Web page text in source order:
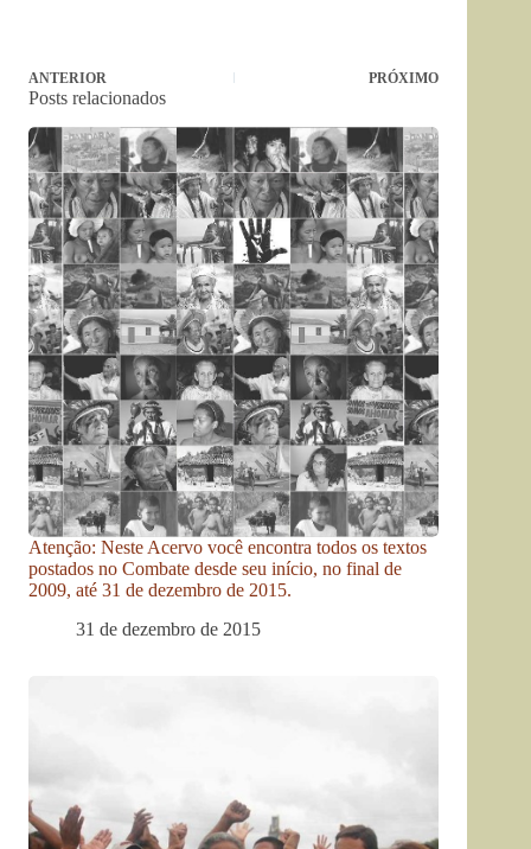
ANTERIOR PRÓXIMO
Posts relacionados
Atenção: Neste Acervo você encontra todos os textos
postados no Combate desde seu início, no final de
2009, até 31 de dezembro de 2015.
31 de dezembro de 2015